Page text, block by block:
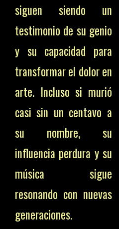
siguen siendo un
testimonio de su genio
y su capacidad para
transformar el dolor en
arte. Incluso si murió
casi sin un centavo a
su nombre, su
influencia perdura y su
música sigue
resonando con nuevas
generaciones.